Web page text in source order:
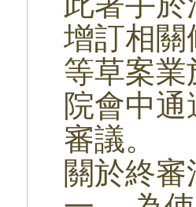
增訂相關
等草案
院會中
審議。
關於終